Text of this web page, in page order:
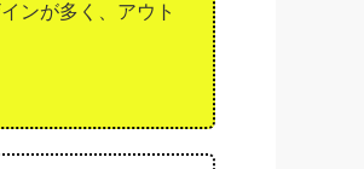
ンが多く、アウト